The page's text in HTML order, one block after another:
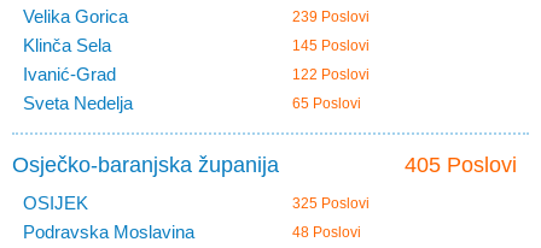
Velika Gorica 239 Poslovi
Klinča Sela 145 Poslovi
Ivanić-Grad 122 Poslovi
Sveta Nedelja 65 Poslovi
405 Poslovi
Osječko-baranjska županija
OSIJEK 325 Poslovi
Podravska Moslavina 48 Poslovi